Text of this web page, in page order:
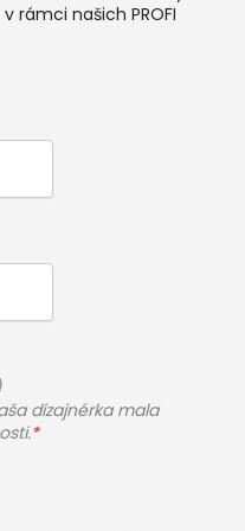
rámci našich PROFI
dizajnérka mala
*